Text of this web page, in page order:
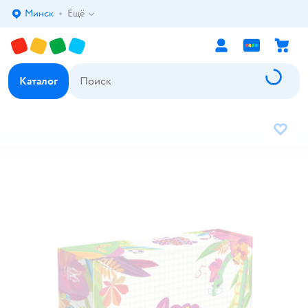
Выбор адреса доставки.
Минск Ещё
Каталог
В